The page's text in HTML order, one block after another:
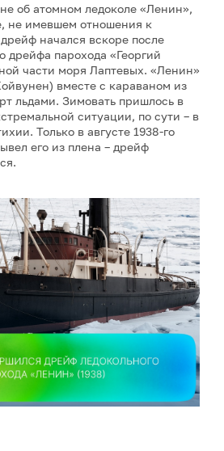
об атомном ледоколе «Ленин»,
не имевшем отношения к
начался вскоре после
дрейфа парохода «Георгий
части моря Лаптевых. «Ленин»
вместе с караваном из
льдами. Зимовать пришлось в
ситуации, по сути – в
Только в августе 1938-го
его из плена – дрейф